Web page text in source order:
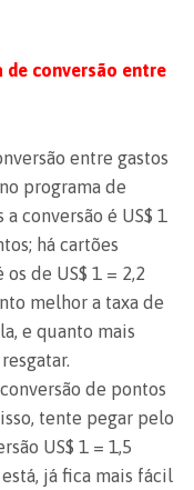
de conversão entre
entre gastos
programa de
conversão é US$ 1
há cartões
de US$ 1 = 2,2
melhor a taxa de
e quanto mais
de pontos
tente pegar pelo
US$ 1 = 1,5
já fica mais fácil